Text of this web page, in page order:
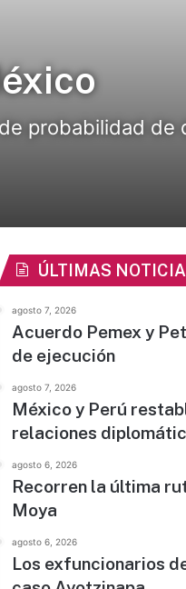
probabilidad de
ÚLTIMAS
agosto 7, 2026
Acuerdo Pemex y
de ejecución
agosto 7, 2026
México y Perú
relaciones
agosto 6, 2026
Recorren la última
Moya
agosto 6, 2026
Los exfuncionarios